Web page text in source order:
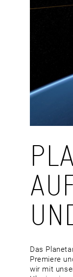
Das
Premiere
wir mit